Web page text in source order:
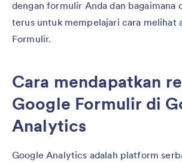
dengan formulir Anda dan bagaimana
terus untuk mempelajari cara melihat
Formulir.
Cara mendapatkan
Google Formulir di
Analytics
Google Analytics adalah platform